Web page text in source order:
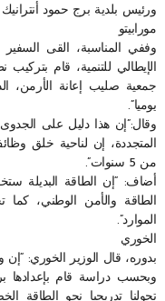
ورئيس بلدية برج حمود
مورابيتو
وففي المناسبة، القى
الإيطالي للتنمية، قام
يوميا”.
وقال:”إن هذا دليل على الجدوى
المتجددة، إن لناحية خلق
من 5 سنوات”.
أضاف: “إن الطاقة البديلة
الطاقة والأمن الوطني،
الموارد”.
الخوري
بدوره، قال الوزير الخوري: